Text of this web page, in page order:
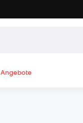
Angebote